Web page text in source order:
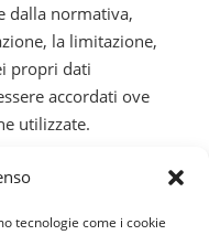
tecnologie come i cookie
dalla normativa,
la limitazione,
propri dati
accordati ove
utilizzate.
richiesto
Titolare sopra